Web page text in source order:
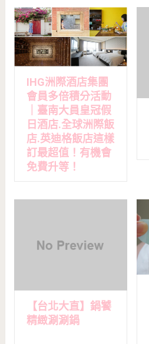
IHG洲際酒店集團
會員多倍積分活動
｜臺南大員皇冠假
日酒店.全球洲際飯
店.英迪格飯店這樣
訂最超值！有機會
免費升等！
【台北大直】鍋饕
精緻涮涮鍋